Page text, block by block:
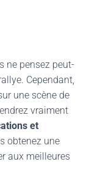
ne pensez peut-
Cependant,
une scène de
vraiment
et
obtenez une
aux meilleures